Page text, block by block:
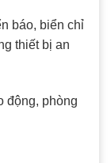
báo, biển chỉ
thiết bị an
động, phòng